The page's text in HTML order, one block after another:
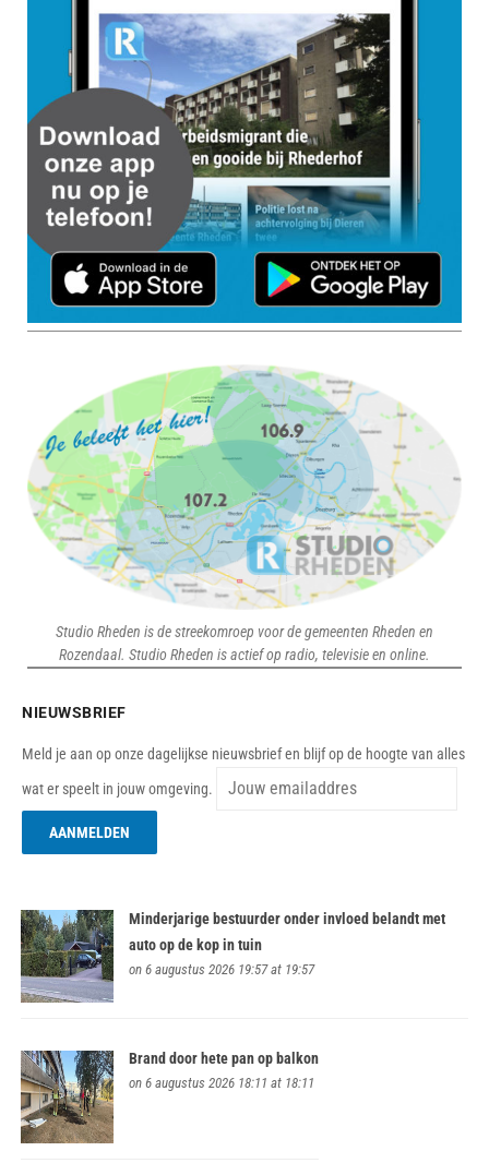
Studio Rheden is de streekomroep voor de gemeenten Rheden en
Rozendaal. Studio Rheden is actief op radio, televisie en online.
NIEUWSBRIEF
Meld je aan op onze dagelijkse nieuwsbrief en blijf op de hoogte van alles
wat er speelt in jouw omgeving.
Minderjarige bestuurder onder invloed belandt met
auto op de kop in tuin
on 6 augustus 2026 19:57 at 19:57
Brand door hete pan op balkon
on 6 augustus 2026 18:11 at 18:11